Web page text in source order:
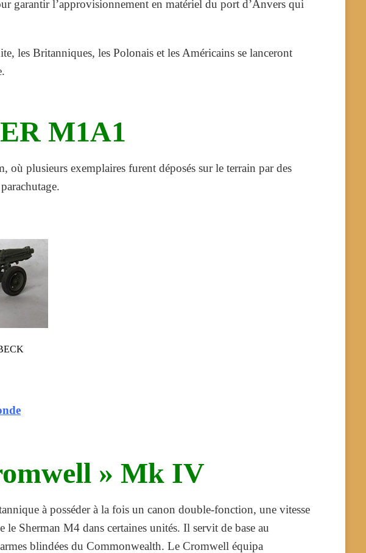
garantir l’approvisionnement en matériel du port d’Anvers qui
les Britanniques, les Polonais et les Américains se lanceront
M1A1
où plusieurs exemplaires furent déposés sur le terrain par des
» Mk IV
à posséder à la fois un canon double-fonction, une vitesse
Sherman M4 dans certaines unités. Il servit de base au
blindées du Commonwealth. Le Cromwell équipa